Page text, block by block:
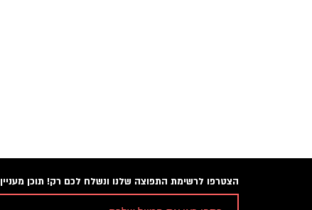
הצטרפו לרשימת התפוצה שלנו ונשלח לכם רק! תוכן מעניין